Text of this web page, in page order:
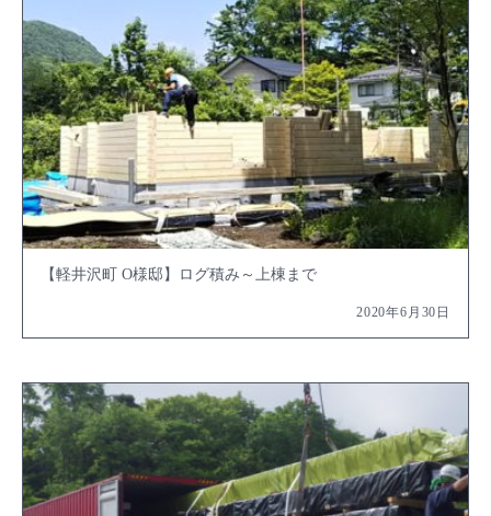
【軽井沢町 O様邸】ログ積み～上棟まで
2020年6月30日